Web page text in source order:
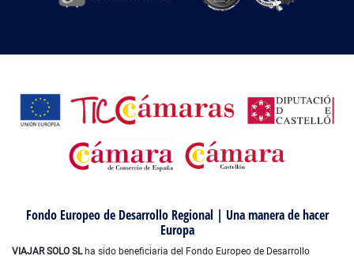
Fondo Europeo de Desarrollo Regional | Una manera de hacer
Europa
VIAJAR SOLO SLha sido beneficiaria del Fondo Europeo de Desarrollo